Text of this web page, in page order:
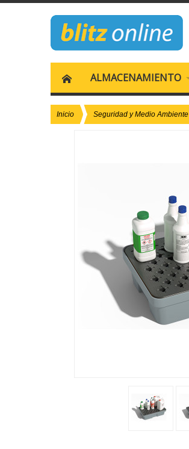
ALMACENAMIENTO
Inicio Seguridad y Medio Ambiente